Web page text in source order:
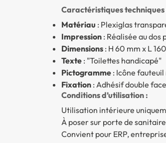
Caractéristiques techniques
Matériau : Plexiglas
Impression: Réalisée au dos
Dimensions: H 60 mm x L
Texte: "Toilettes handicapé"
Pictogramme: Icône fauteuil
Fixation: Adhésif double
Conditions d’utilisation :
Utilisation intérieure
À poser sur porte de
Convient pour ERP,